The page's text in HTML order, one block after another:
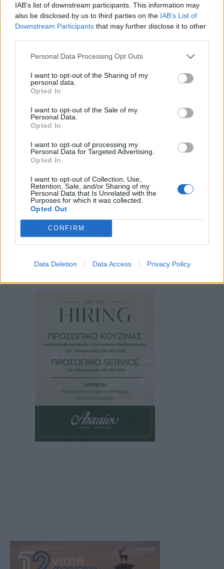
IAB’s list of downstream participants. This information may
also be disclosed by us to third parties on the IAB’s List of
Downstream Participants that may further disclose it to other
Personal Data Processing Opt Outs
I want to opt-out of the Sharing of my
personal data.
Opted In
I want to opt-out of the Sale of my
Personal Data.
Opted In
I want to opt-out of processing my
Personal Data for Targeted Advertising.
Opted In
I want to opt-out of Collection, Use,
Retention, Sale, and/or Sharing of my
Personal Data that Is Unrelated with the
Purposes for which it was collected.
Opted Out
CONFIRM
Data Deletion Data Access Privacy Policy